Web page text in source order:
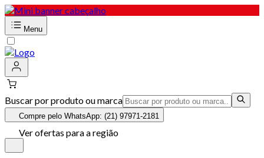
Menu
Buscar por produto ou marca
Compre pelo WhatsApp: (21) 97971-2181
Ver ofertas para a região